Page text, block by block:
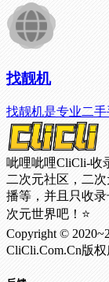
找靓机
找靓机是专业二
呲哩呲哩CliCli-收
二次元社区，二
播等，并且只收
次元世界吧！⭐
Copyright ©
CliCli.Com.Cn版